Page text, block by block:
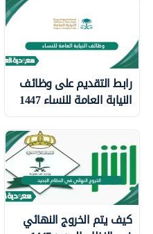
رابط التقديم على وظائف
النيابة العامة للنساء 1447
كيف يتم الخروج النهائي